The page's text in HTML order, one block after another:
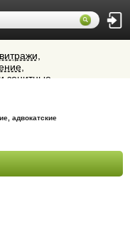
зенитные
адвокатские